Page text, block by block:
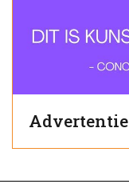
Advertentie